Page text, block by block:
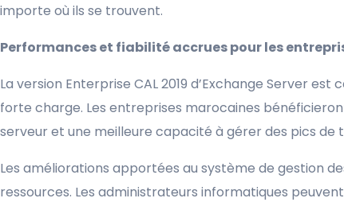
importe où ils se trouvent.
Performances et fiabilité accrues pour les
La version Enterprise CAL 2019 d’Exchange Server
forte charge. Les entreprises marocaines
serveur et une meilleure capacité à gérer des pics
Les améliorations apportées au système de gestion
ressources. Les administrateurs informatiques